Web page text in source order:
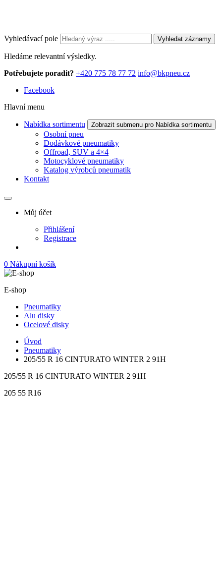
Vyhledávací pole Vyhledat záznamy
Hledáme relevantní výsledky.
Potřebujete poradit? +420 775 78 77 72 info@bkpneu.cz
Facebook
Hlavní menu
Nabídka sortimentu Zobrazit submenu pro Nabídka sortimentu
Osobní pneu
Dodávkové pneumatiky
Offroad, SUV a 4×4
Motocyklové pneumatiky
Katalog výrobců pneumatik
Kontakt
Můj účet
Přihlášení
Registrace
0 Nákupní košík
E-shop
Pneumatiky
Alu disky
Ocelové disky
Úvod
Pneumatiky
205/55 R 16 CINTURATO WINTER 2 91H
205/55 R 16 CINTURATO WINTER 2 91H
205 55 R16